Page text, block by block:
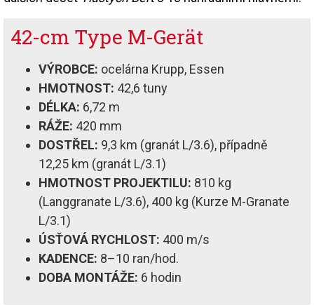
42-cm Type M-Gerät
VÝROBCE: ocelárna Krupp, Essen
HMOTNOST: 42,6 tuny
DÉLKA: 6,72 m
RÁŽE: 420 mm
DOSTŘEL: 9,3 km (granát L/3.6), případně
12,25 km (granát L/3.1)
HMOTNOST PROJEKTILU: 810 kg
(Langgranate L/3.6), 400 kg (Kurze M-Granate
L/3.1)
ÚSŤOVÁ RYCHLOST: 400 m/s
KADENCE: 8–10 ran/hod.
DOBA MONTÁŽE: 6 hodin